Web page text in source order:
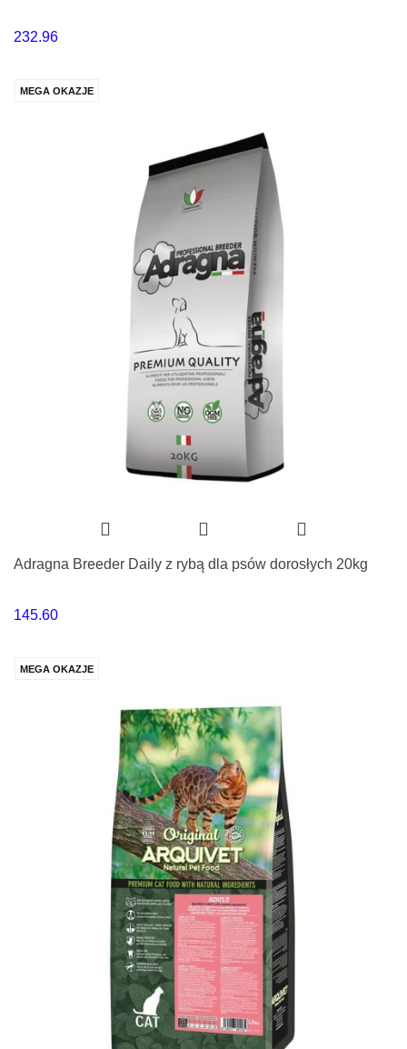
232.96
MEGA OKAZJE
Adragna Breeder Daily z rybą dla psów dorosłych 20kg
145.60
MEGA OKAZJE